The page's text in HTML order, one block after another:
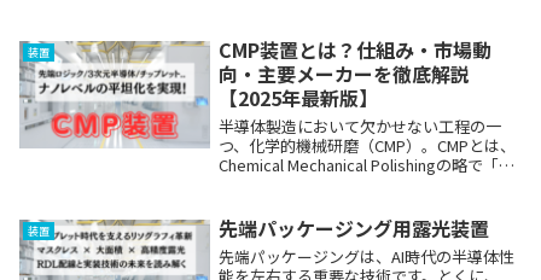
念から最新の市場動向、主要な用途、そし
て業界をリー...
装置
CMP装置とは？仕組み・市場動
向・主要メーカーを徹底解説
【2025年最新版】
半導体製造において欠かせない工程の一
つ、化学的機械研磨（CMP）。CMPとは、
Chemical Mechanical Polishingの略で「化
ばれ...
装置 先端パッケージング用露光装置
先端パッケージングは、AI時代の半導体性